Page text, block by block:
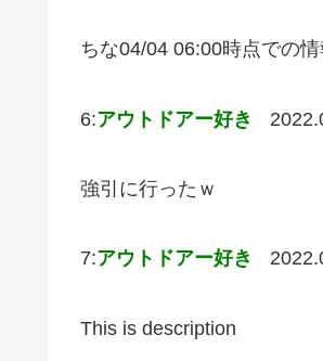
ちな04/04 06:00時点での
6:アウトドアー好き
強引に行ったｗ
7:アウトドアー好き
This is description